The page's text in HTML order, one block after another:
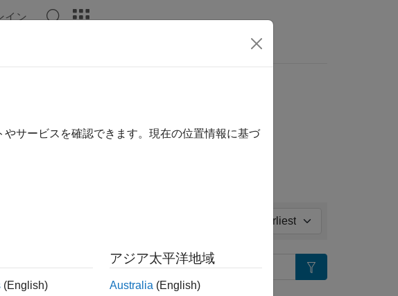
イン
expand all in page
was this information?
サービスを確認できます。現在の位置情報に基づ
(English)
アジア太平洋地域
Australia (English)